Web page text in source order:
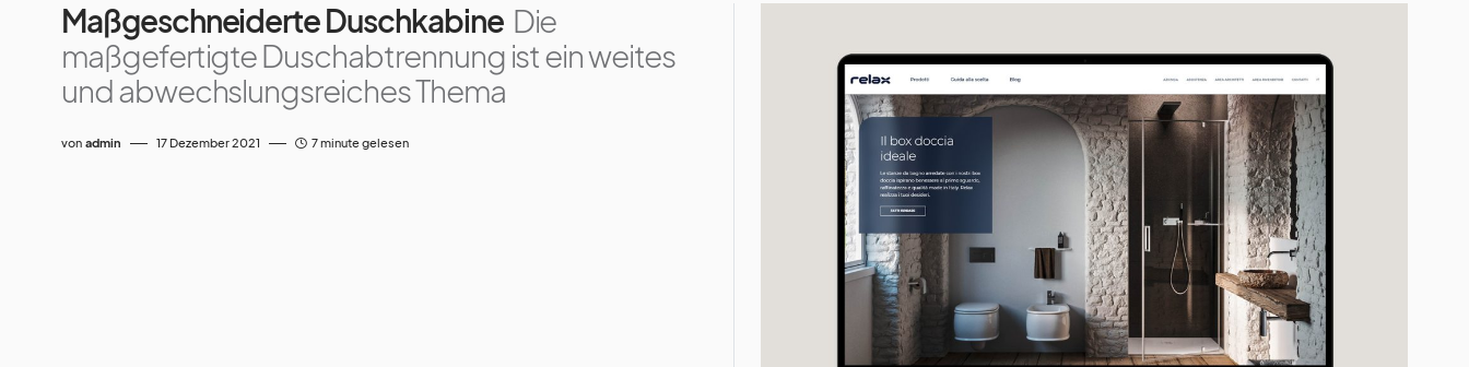
Maßgeschneiderte Duschkabine Die
maßgefertigte Duschabtrennung ist ein weites
und abwechslungsreiches Thema
von admin 17 Dezember 2021 7 minute gelesen